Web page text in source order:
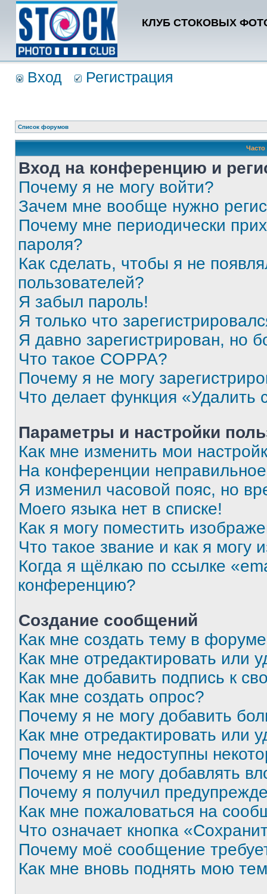
КЛУБ СТОКОВЫХ
Вход Регистрация
Список форумов
Вход на конференцию и
Почему я не могу войти?
Зачем мне вообще нужно
Почему мне периодически
пароля?
Как сделать, чтобы я не
пользователей?
Я забыл пароль!
Я только что
Я давно зарегистрирован, но
Что такое COPPA?
Почему я не могу
Что делает функция «Удалить
Параметры и настройки
Как мне изменить мои
На конференции
Я изменил часовой пояс, но
Моего языка нет в списке!
Как я могу поместить
Что такое звание и как я могу
Когда я щёлкаю по ссылке
конференцию?
Создание сообщений
Как мне создать тему в
Как мне отредактировать или
Как мне добавить подпись к
Как мне создать опрос?
Почему я не могу добавить
Как мне отредактировать или
Почему мне недоступны
Почему я не могу добавлять
Почему я получил
Как мне пожаловаться на
Что означает кнопка
Почему моё сообщение
Как мне вновь поднять мою